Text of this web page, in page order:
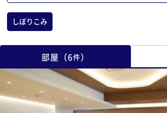
しぼりこみ
部屋 （6件）